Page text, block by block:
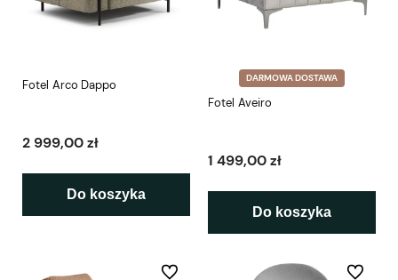
Fotel Arco Dappo
2 999,00 zł
Do koszyka
DARMOWA DOSTAWA
Fotel Aveiro
1 499,00 zł
Do koszyka
Do ulubionych Do